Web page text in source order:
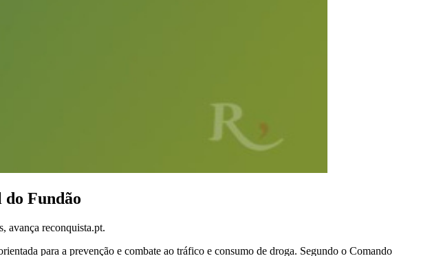
Fundão
avança reconquista.pt.
para a prevenção e combate ao tráfico e consumo de droga. Segundo o Comando